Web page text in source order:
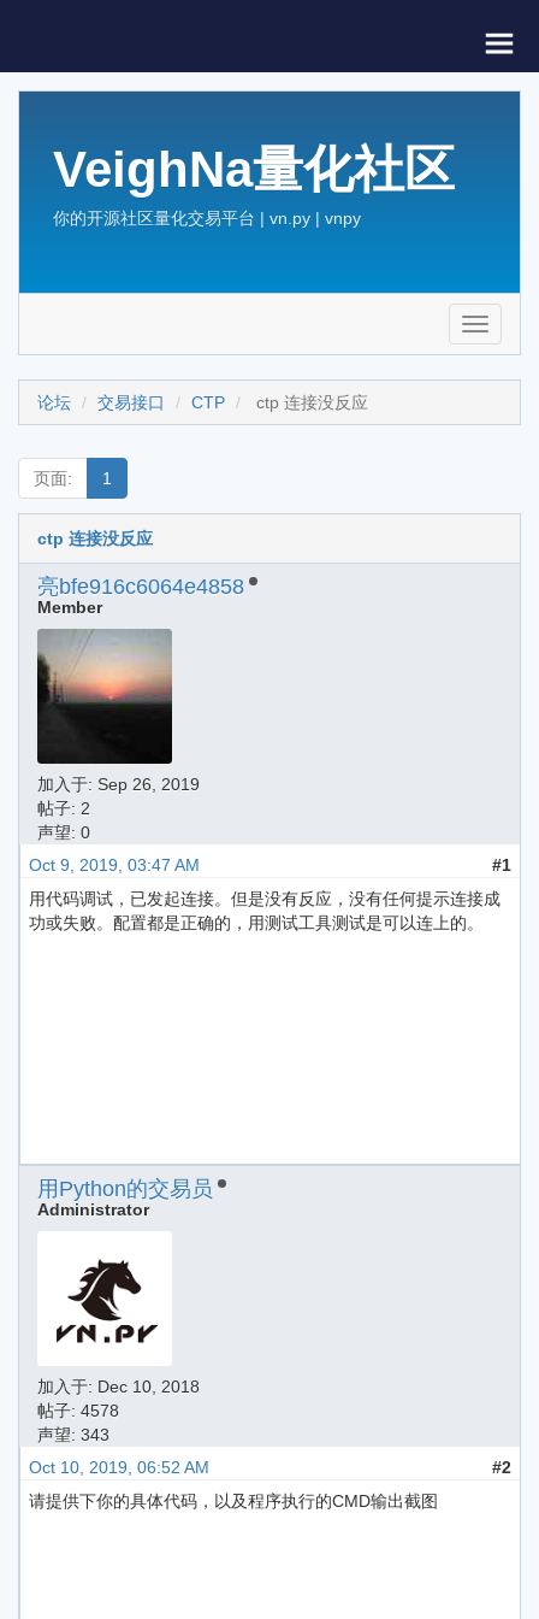
VeighNa量化社区
你的开源社区量化交易平台 | vn.py | vnpy
Toggle
论坛 交易接口 CTP ctp 连接没反应
页面: 1
ctp 连接没反应
亮bfe916c6064e4858
Member
加入于: Sep 26, 2019
帖子: 2
声望: 0
Oct 9, 2019, 03:47 AM
#1
用代码调试，已发起连接。但是没有反应，没有任何提示连接成
功或失败。配置都是正确的，用测试工具测试是可以连上的。
用Python的交易员
Administrator
加入于: Dec 10, 2018
帖子: 4578
声望: 343
Oct 10, 2019, 06:52 AM
#2
请提供下你的具体代码，以及程序执行的CMD输出截图